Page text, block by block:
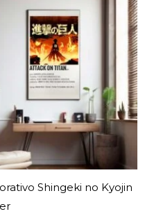
AGOTADO
Shingeki no Kyojin